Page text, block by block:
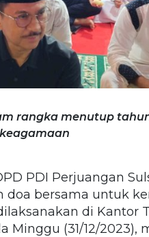
rangka menutup
PDI Perjuangan
bersama untuk
di Kantor
Minggu (31/12/2023),